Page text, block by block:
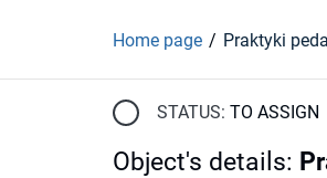
Home page
STATUS: TO ASSIGN
Object's details: